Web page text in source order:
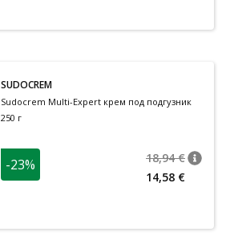
SUDOCREM
Sudocrem Multi-Expert крем под подгузник
250 г
-23% 18,94 €
14,58 €